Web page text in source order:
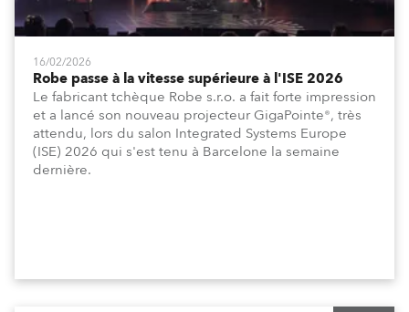
16/02/2026
Robe passe à la vitesse supérieure à l'ISE 2026
Le fabricant tchèque Robe s.r.o. a fait forte impression
et a lancé son nouveau projecteur GigaPointe®, très
attendu, lors du salon Integrated Systems Europe
(ISE) 2026 qui s'est tenu à Barcelone la semaine
dernière.